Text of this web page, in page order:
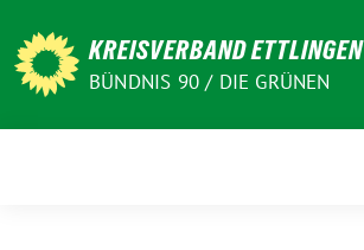
zum
Inhalt
KREISVERBAND ETTLINGEN
BÜNDNIS 90 / DIE GRÜNEN